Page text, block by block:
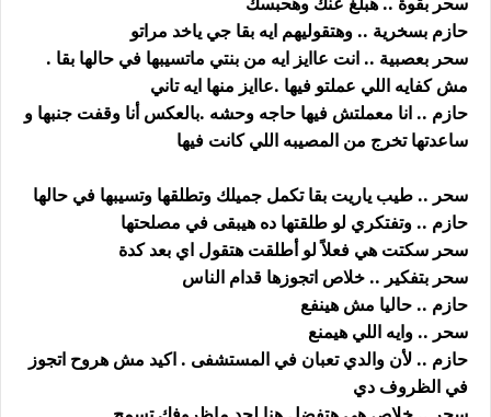
حازم بسخرية .. وهتقوليهم ايه بقا جي ياخد مراتو
سحر بعصبية .. انت عاايز ايه من بنتي ماتسيبها في حالها بقا .
مش كفايه اللي عملتو فيها .عاايز منها ايه تاني
حازم .. انا معملتش فيها حاجه وحشه .بالعكس أنا وقفت جنبها و
ساعدتها تخرج من المصيبه اللي كانت فيها
سحر .. طيب ياريت بقا تكمل جميلك وتطلقها وتسيبها في حالها
حازم .. وتفتكري لو طلقتها ده هيبقى في مصلحتها
سحر سكتت هي فعلاً لو أطلقت هتقول اي بعد كدة
سحر بتفكير .. خلاص اتجوزها قدام الناس
حازم .. حاليا مش هينفع
سحر .. وايه اللي هيمنع
حازم .. لأن والدي تعبان في المستشفى . اكيد مش هروح اتجوز
في الظروف دي